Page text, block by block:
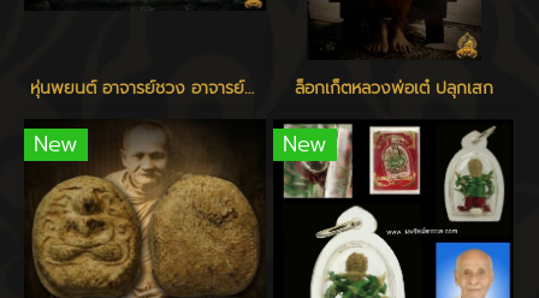
หุ่นพยนต์ อาจารย์ชวง อาจารย์ปี่ แจ้งเจริญ เสก ล็อกเก็ตหลวงพ่อเต๋ ปลุกเสก
New New